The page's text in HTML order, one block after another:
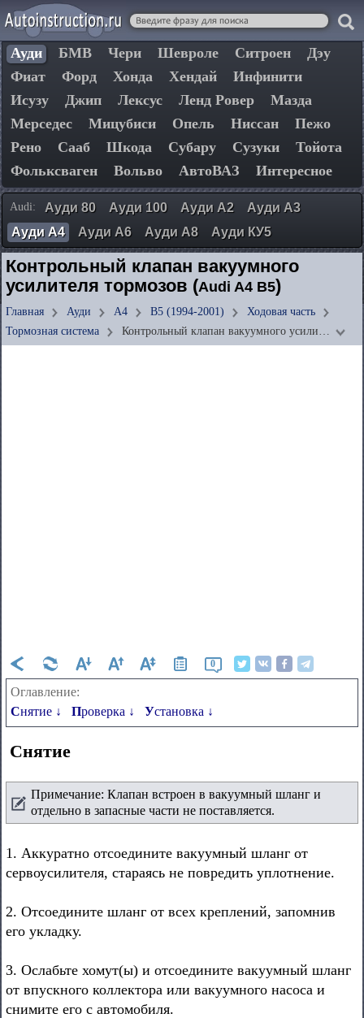
Ауди БМВ Чери Шевроле Ситроен
Дэу
Фиат
Форд Хонда Хендай
Инфинити
Исузу
Джип Лексус Ленд Ровер
Мазда
Мерседес
Мицубиси Опель Ниссан
Пежо
Рено
Сааб Шкода Субару Сузуки
Тойота
Фольксваген
Вольво АвтоВАЗ Интересное
Audi: Ауди 80 Ауди 100 Ауди А2
Ауди А3
Ауди А4
Ауди А6 Ауди А8 Ауди КУ5
Контрольный клапан вакуумного
усилителя тормозов (Audi A4 B5)
Главная Ауди А4 B5 (1994-2001)
Ходовая часть
Тормозная система
Контрольный клапан вакуумного усили…
0
Оглавление:
Снятие ↓
Проверка ↓ Установка ↓
Снятие
Примечание: Клапан встроен в вакуумный шланг и
отдельно в запасные части не поставляется.
1. Аккуратно отсоедините вакуумный шланг от
сервоусилителя, стараясь не повредить уплотнение.
2. Отсоедините шланг от всех креплений, запомнив
его укладку.
3. Ослабьте хомут(ы) и отсоедините вакуумный шланг
от впускного коллектора или вакуумного насоса и
снимите его с автомобиля.